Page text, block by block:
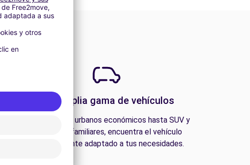
Una amplia gama de vehículos
Desde coches urbanos económicos hasta SUV y
furgonetas familiares, encuentra el vehículo
perfectamente adaptado a tus necesidades.